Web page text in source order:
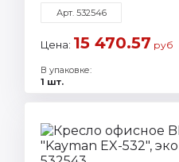
Арт. 532546
Цена: 15 470.57 руб
В упаковке:
1 шт.